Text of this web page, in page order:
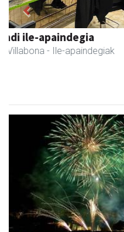
Zubimusu Ikastola
Amasa-Villabona - Hezkuntza
Previous